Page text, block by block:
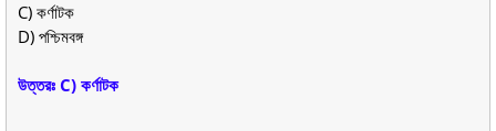
C) কর্ণাটক
D) পশ্চিমবঙ্গ
উত্তরঃ C) কর্ণাটক